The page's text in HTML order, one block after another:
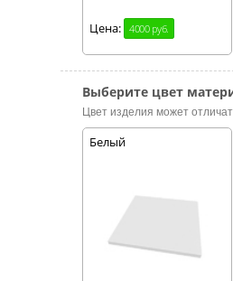
Цена: 4000 руб.
Выберите цвет
Цвет изделия может
Белый